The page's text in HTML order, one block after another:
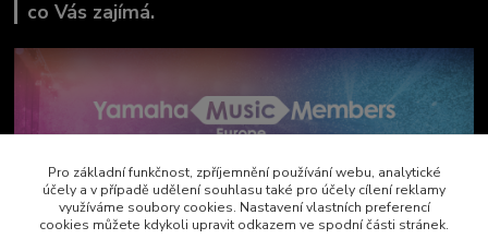
co Vás zajímá.
Pro základní funkčnost, zpříjemnění používání webu, analytické
účely a v případě udělení souhlasu také pro účely cílení reklamy
využíváme soubory cookies. Nastavení vlastních preferencí
cookies můžete kdykoli upravit odkazem ve spodní části stránek.